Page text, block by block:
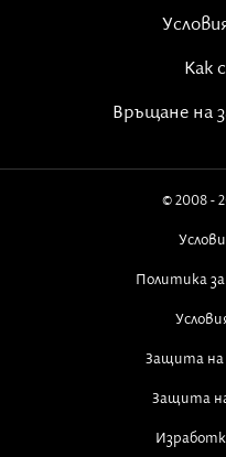
Как
Връщане на
© 2008 -
Политика
Защита на
Защита